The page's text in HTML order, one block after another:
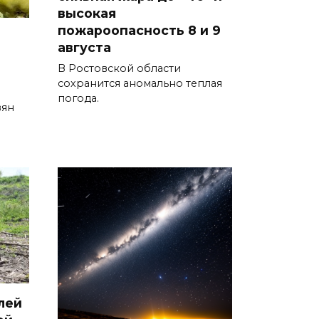
Судьба аварийного особняка
в донской столице
07 августа 2026 18:28
Меры поддержки после ЧС
07 августа 2026 17:48
На Дону обсудили
взаимодействие участников
избирательного процесса в
период ЕДГ-2026
высокая
пожароопасность 8 и 9
августа
В Ростовской области
сохранится аномально теплая
погода.